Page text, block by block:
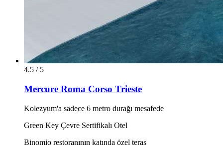
4.5 / 5
Mercure Roma Corso Trieste
Kolezyum'a sadece 6 metro durağı mesafede
Green Key Çevre Sertifikalı Otel
Binomio restoranının katında özel teras